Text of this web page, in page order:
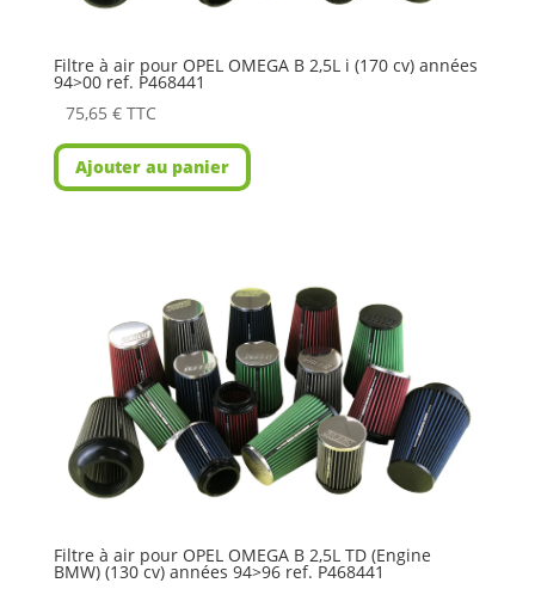
Filtre à air pour OPEL OMEGA B 2,5L i (170 cv) années
94>00 ref. P468441
75,65 € TTC
Ajouter au panier
Filtre à air pour OPEL OMEGA B 2,5L TD (Engine
BMW) (130 cv) années 94>96 ref. P468441